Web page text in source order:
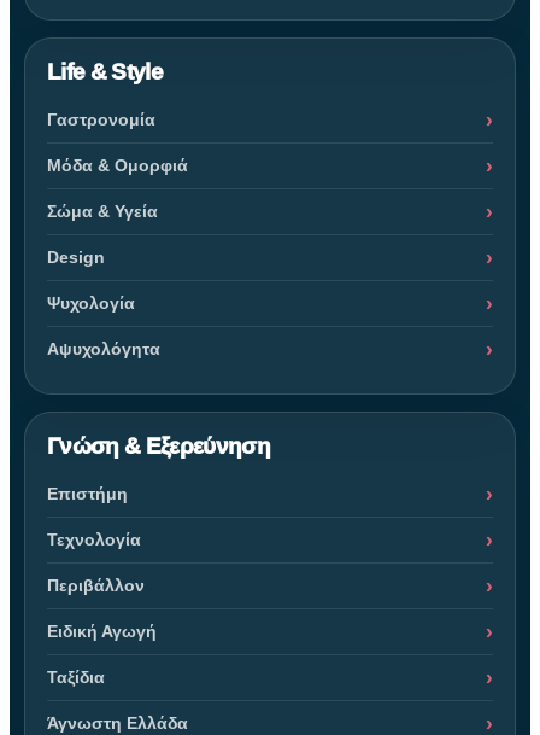
Life & Style
Γαστρονομία
Μόδα & Ομορφιά
Σώμα & Υγεία
Design
Ψυχολογία
Αψυχολόγητα
Γνώση & Εξερεύνηση
Επιστήμη
Τεχνολογία
Περιβάλλον
Ειδική Αγωγή
Ταξίδια
Άγνωστη Ελλάδα